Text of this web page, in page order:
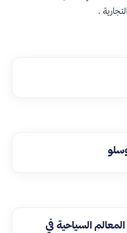
.
السياحية في